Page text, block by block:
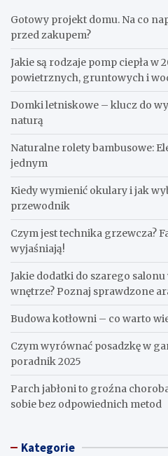
Gotowy projekt domu. Na co
przed zakupem?
Jakie są rodzaje pomp ciepła w
powietrznych, gruntowych i
Domki letniskowe – klucz do
naturą
Naturalne rolety bambusowe:
jednym
Kiedy wymienić okulary i jak
przewodnik
Czym jest technika grzewcza?
wyjaśniają!
Jakie dodatki do szarego
wnętrze? Poznaj sprawdzone
Budowa kotłowni – co warto
Czym wyrównać posadzkę w
poradnik 2025
Parch jabłoni to groźna
sobie bez odpowiednich metod
Kategorie